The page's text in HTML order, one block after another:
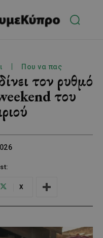
Που να πας
τον ρυθμό
του
X